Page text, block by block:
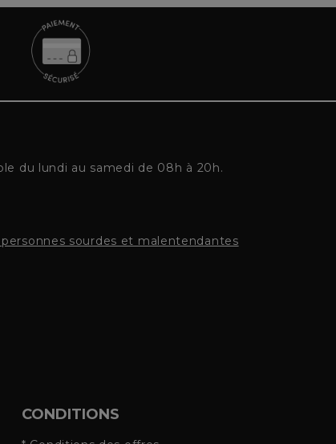
du lundi au samedi de 08h à 20h.
sourdes et malentendantes
CONDITIONS